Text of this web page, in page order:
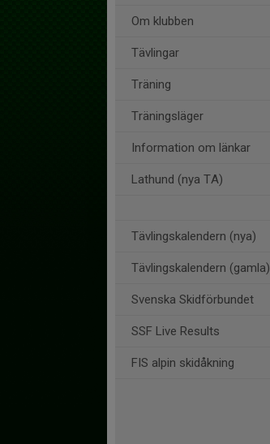
Om klubben
Tävlingar
Träning
Träningsläger
Information om länkar
Lathund (nya TA)
Tävlingskalendern (nya)
Tävlingskalendern (gamla)
Svenska Skidförbundet
SSF Live Results
FIS alpin skidåkning